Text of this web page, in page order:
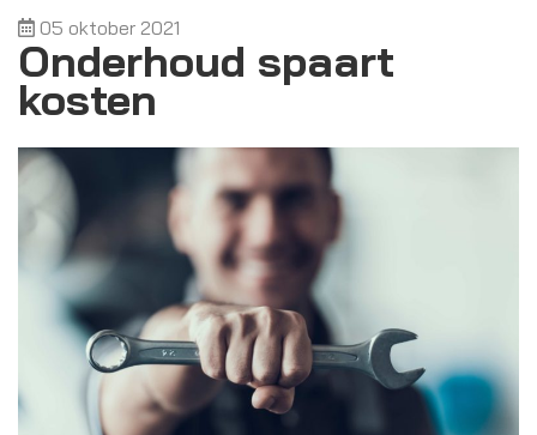
05 oktober 2021
Onderhoud spaart
kosten